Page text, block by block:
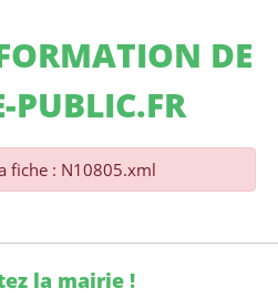
DE
PUBLIC.FR
fiche : N10805.xml
la mairie !